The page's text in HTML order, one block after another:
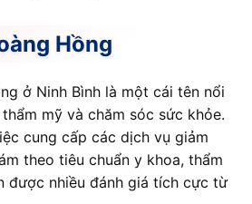
Hồng
ở Ninh Bình là một cái tên nổi
mỹ và chăm sóc sức khỏe.
cung cấp các dịch vụ giảm
theo tiêu chuẩn y khoa, thẩm
được nhiều đánh giá tích cực từ